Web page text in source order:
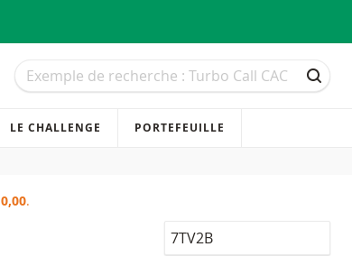
Recherche
Recherche
LE CHALLENGE PORTEFEUILLE
0,00.
LocalCode